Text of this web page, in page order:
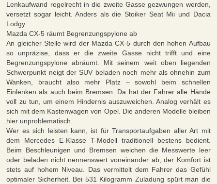
Lenkaufwand regelrecht in die zweite Gasse gezwungen werden,
versetzt sogar leicht. Anders als die Stoiker Seat Mii und Dacia
Lodgy.
Mazda CX-5 räumt Begrenzungspylone ab
An gleicher Stelle wird der Mazda CX-5 durch den hohen Aufbau
so unpräzise, dass er die zweite Gasse nicht trifft und eine
Begrenzungspylone abräumt. Mit seinem weit oben liegenden
Schwerpunkt neigt der SUV beladen noch mehr als ohnehin zum
Wanken, braucht also mehr Platz – sowohl beim schnellen
Einlenken als auch beim Bremsen. Da hat der Fahrer alle Hände
voll zu tun, um einem Hindernis auszuweichen. Analog verhält es
sich mit dem Kastenwagen von Opel. Die anderen Modelle bleiben
hier unproblematisch.
Wer es sich leisten kann, ist für Transportaufgaben aller Art mit
dem Mercedes E-Klasse T-Modell traditionell bestens bedient.
Beim Beschleunigen und Bremsen weichen die Messwerte leer
oder beladen nicht nennenswert voneinander ab, der Komfort ist
stets auf hohem Niveau. Das vermittelt dem Fahrer das Gefühl
optimaler Sicherheit. Bei 531 Kilogramm Zuladung spürt man die